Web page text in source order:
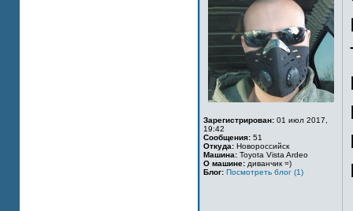
Зарегистрирован: 01 июл 2017,
19:42
Сообщения: 51
Откуда: Новороссийск
Машина: Toyota Vista Ardeo
О машине: диванчик =)
Блог: Посмотреть блог (1)